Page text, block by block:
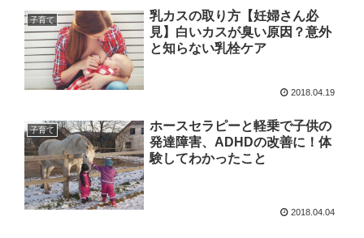
子育て
乳カスの取り方【妊婦さん必
見】白いカスが臭い原因？意外
と知らない乳栓ケア
2018.04.19
子育て
ホースセラピーと軽乗で子供の
発達障害、ADHDの改善に！体
験してわかったこと
2018.04.04